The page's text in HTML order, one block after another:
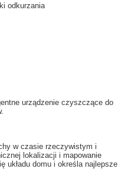
odkurzania
urządzenie czyszczące do
w czasie rzeczywistym i
lokalizacji i mapowanie
układu domu i określa najlepsze